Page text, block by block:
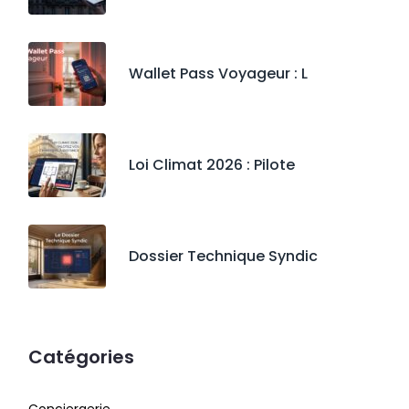
Wallet Pass Voyageur : L
Loi Climat 2026 : Pilote
Dossier Technique Syndic
Catégories